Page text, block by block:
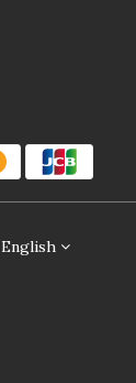
English